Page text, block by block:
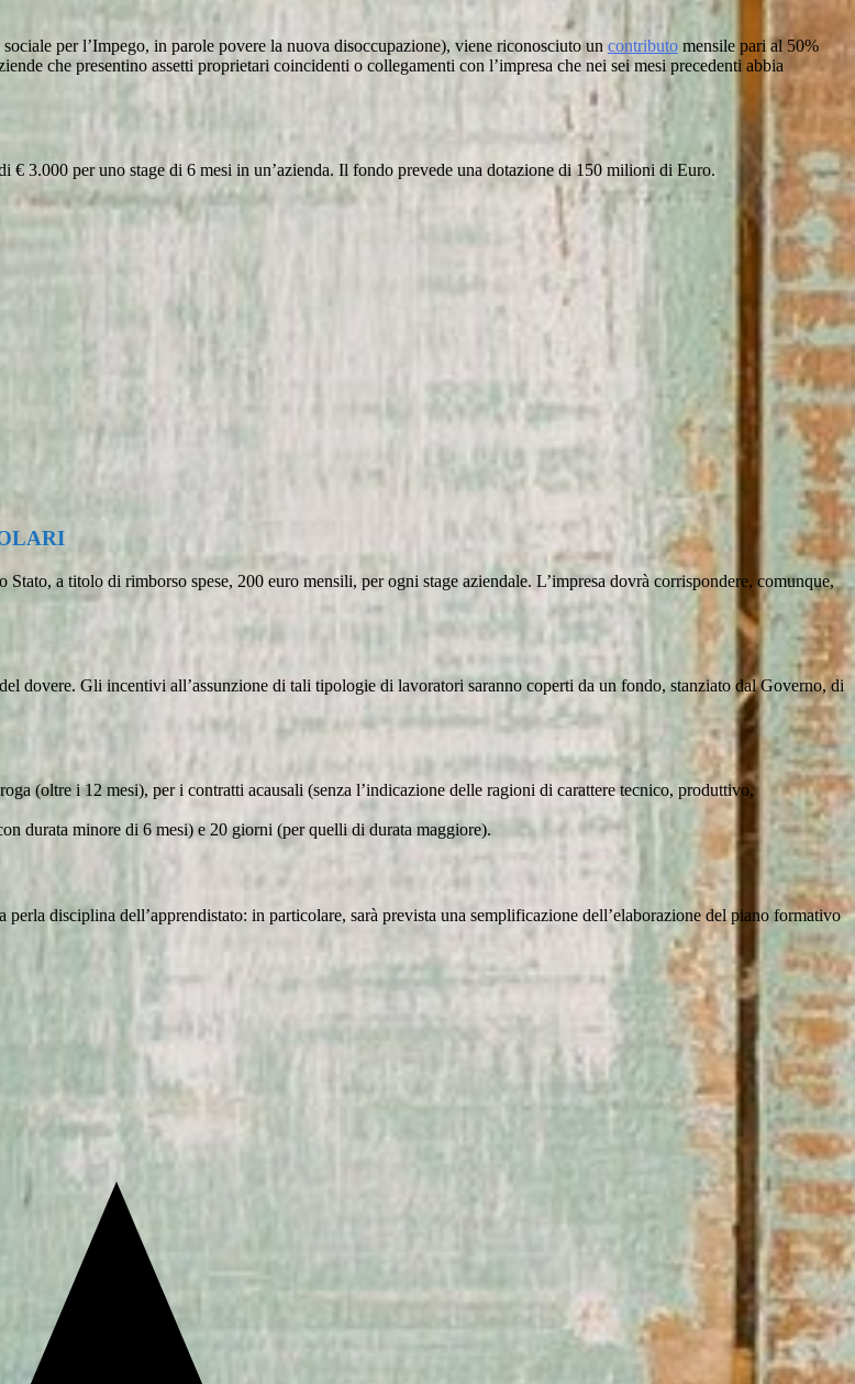
sociale per l’Impego, in parole povere la nuova disoccupazione), viene riconosciuto un contributo mensile pari al 50%
che presentino assetti proprietari coincidenti o collegamenti con l’impresa che nei sei mesi precedenti abbia
3.000 per uno stage di 6 mesi in un’azienda. Il fondo prevede una dotazione di 150 milioni di Euro.
a titolo di rimborso spese, 200 euro mensili, per ogni stage aziendale. L’impresa dovrà corrispondere, comunque,
dovere. Gli incentivi all’assunzione di tali tipologie di lavoratori saranno coperti da un fondo, stanziato dal Governo, di
(oltre i 12 mesi), per i contratti acausali (senza l’indicazione delle ragioni di carattere tecnico, produttivo,
durata minore di 6 mesi) e 20 giorni (per quelli di durata maggiore).
disciplina dell’apprendistato: in particolare, sarà prevista una semplificazione dell’elaborazione del piano formativo